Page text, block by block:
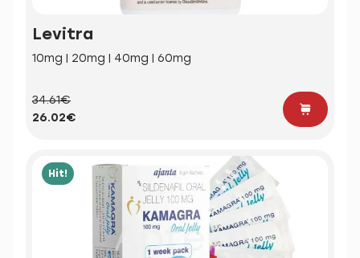
Levitra
10mg | 20mg | 40mg | 60mg
34.61€
26.02€
Hit!